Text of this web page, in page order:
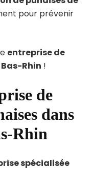
pour prévenir
entreprise de
Rhin !
de
dans
Rhin
spécialisée